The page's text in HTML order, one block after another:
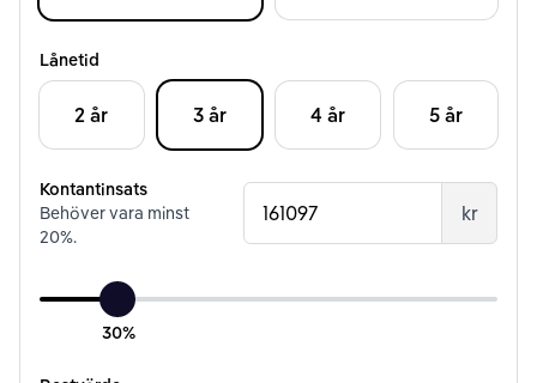
Lånetid
2 år 3 år 4 år 5 år
Kontantinsats
Behöver vara minst
20%.
kr
30%